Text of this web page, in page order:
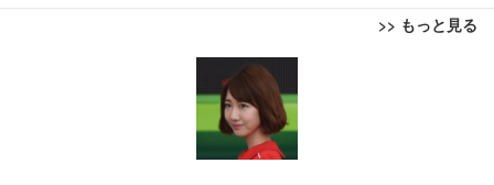
>> もっと見る
[EdoErgo] オフィスチェア 椅子 テレワーク 疲れな
い 跳ね上げ式アームレスト コンパクト 約105度ロッ
キング pc 事務椅子 360度回転 座面昇降 強化ナイロ
ン樹脂ベース 通気性メッシュ 在宅ワーク H-WY01
EIZO ビジネス向けプレミアムモニター | FlexScan
EV3240X-WT | 31.5型4K UHD・USB Type-C・ホワ
￥105,595
Amazonベーシック ペットシーツ 薄型 レギュラー 1
回使い捨て 無香料 ホワイト 300枚